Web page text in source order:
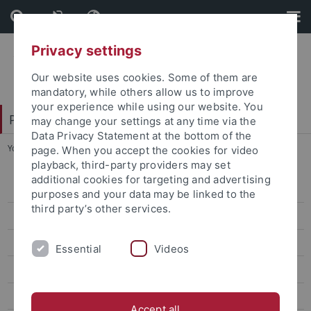
Skip
to
content
Skip
to
footer
Philosophische Fakultät
You are here: Startseite ... Universitäre Angebote
Vorstand
Stammtisch und Picknick
Aufgaben
Geschäftsordnung
Privacy settings
Our website uses cookies. Some of them are
mandatory, while others allow us to improve
your experience while using our website. You
may change your settings at any time via the
Data Privacy Statement at the bottom of the
page. When you accept the cookies for video
playback, third-party providers may set
additional cookies for targeting and advertising
purposes and your data may be linked to the
third party’s other services.
Essential Videos